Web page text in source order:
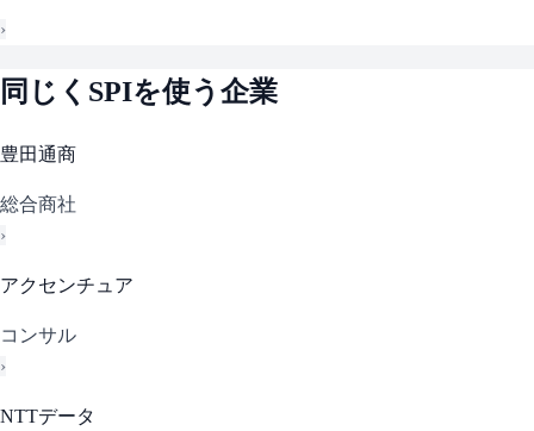
›
同じく SPIを使う企業
豊田通商
総合商社
›
アクセンチュア
コンサル
›
NTTデータ